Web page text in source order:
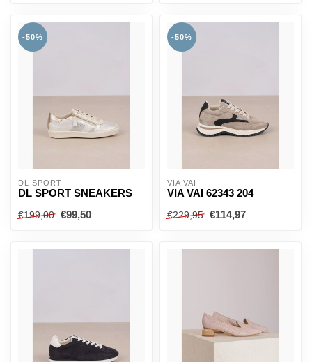
-50%
DL SPORT
DL SPORT SNEAKERS
€199,00 €99,50
-50%
VIA VAI
VIA VAI 62343 204
€229,95 €114,97